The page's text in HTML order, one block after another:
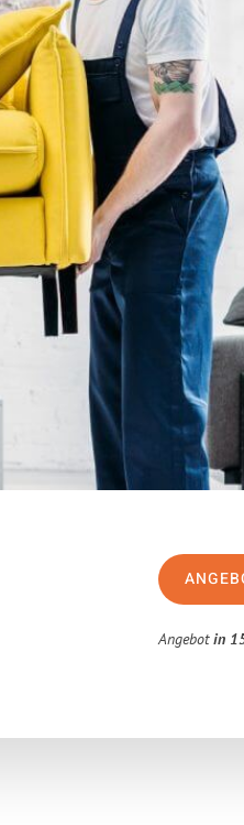
Angebotin